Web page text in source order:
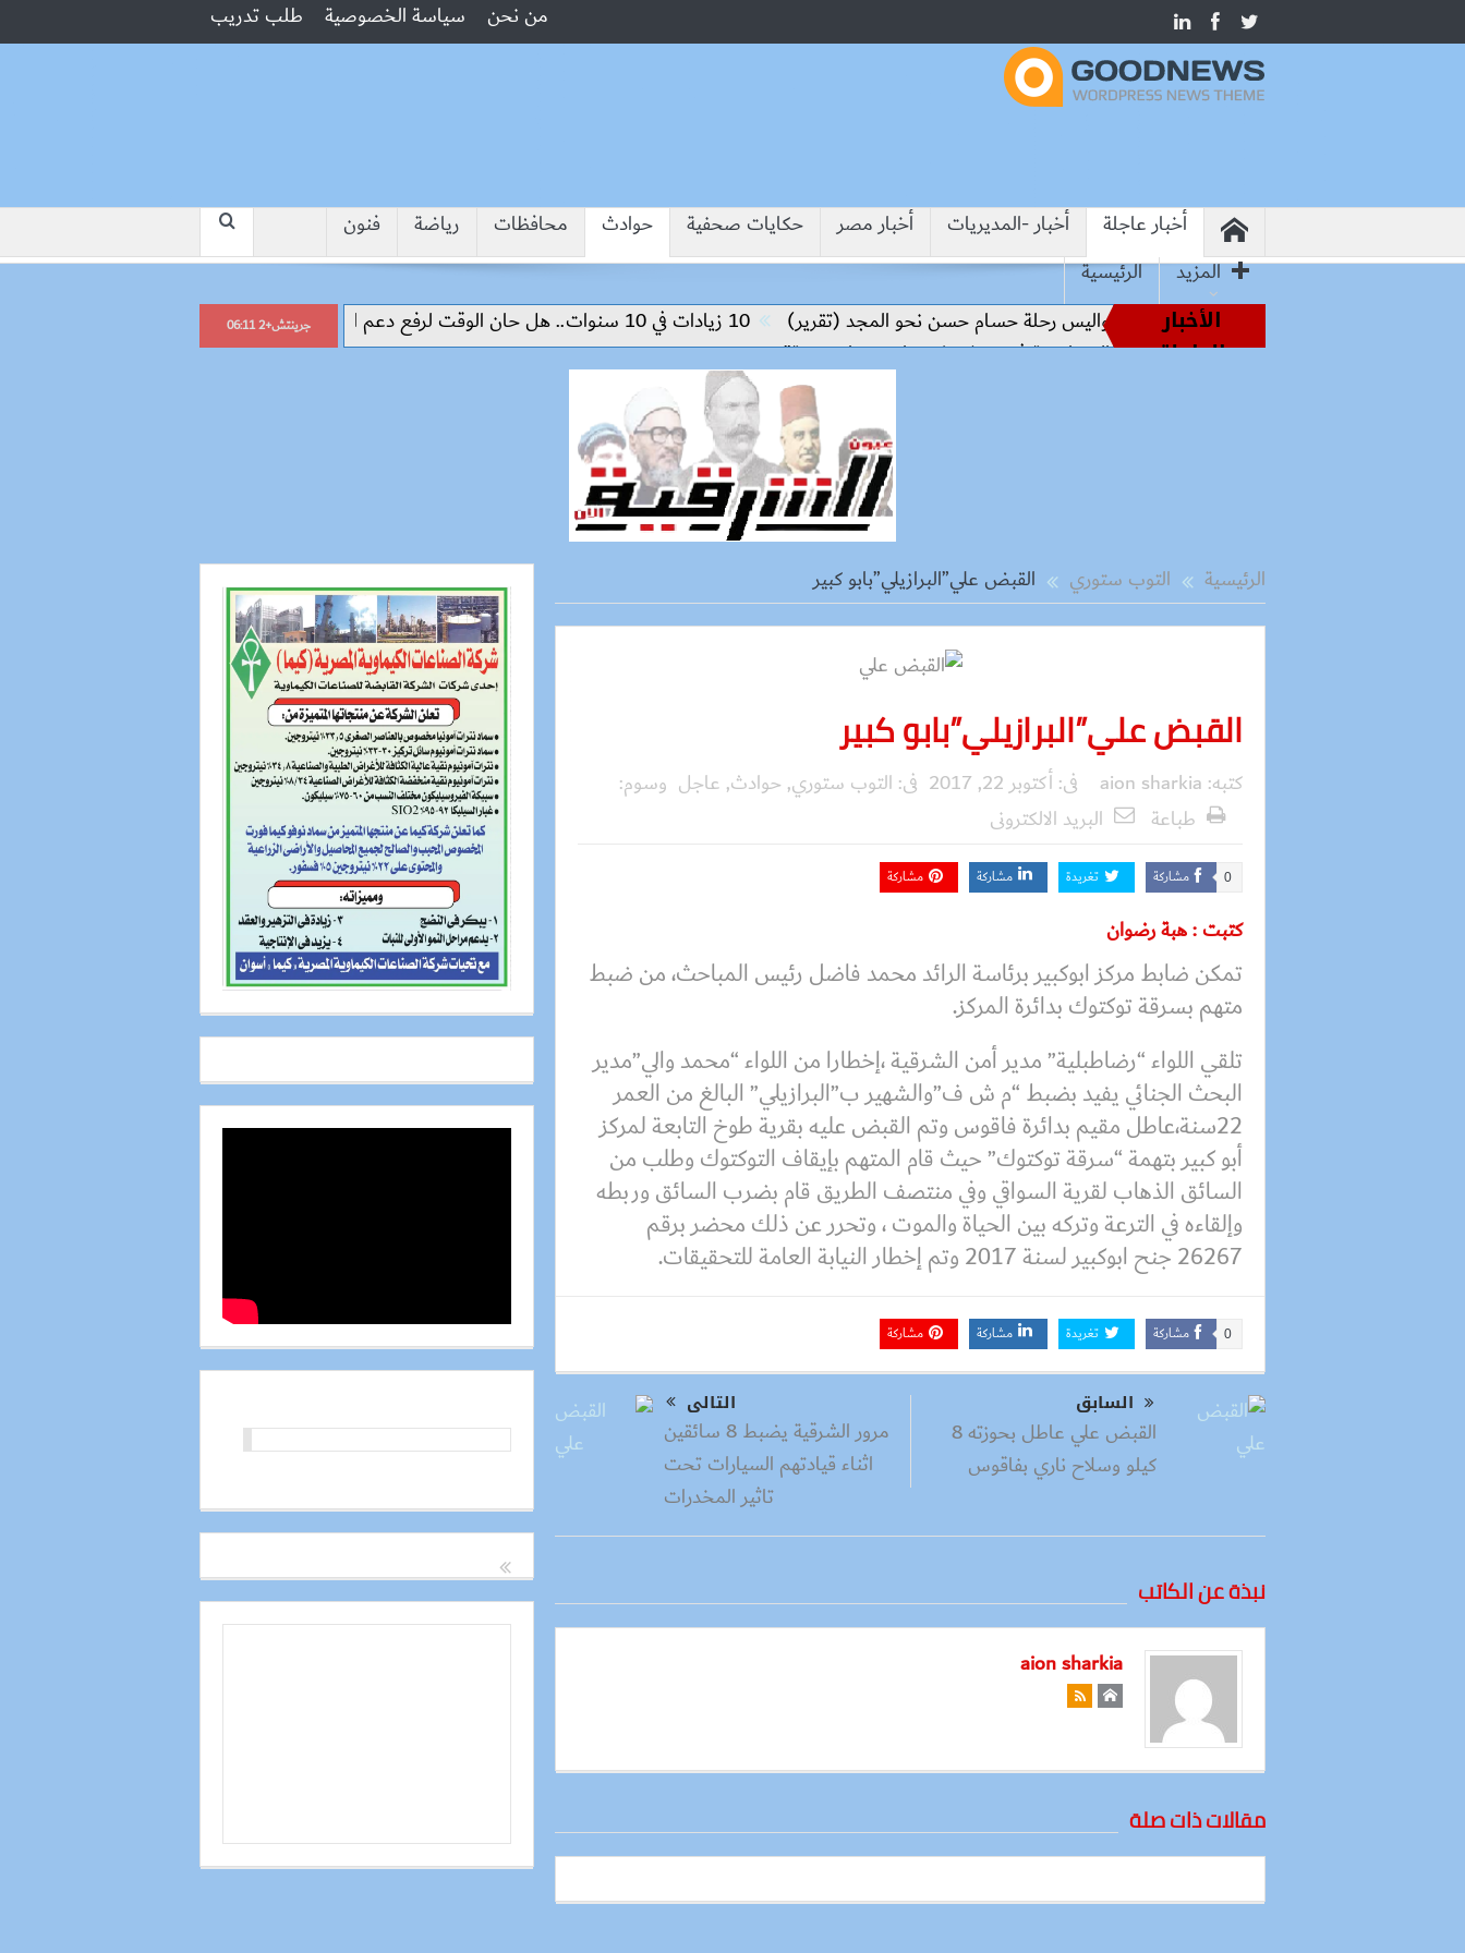
من نحن سياسة الخصوصية طلب تدريب
أخبار عاجلة أخبار -المديريات أخبار مصر حكايات صحفية حوادث محافظات رياضة
فنون
المزيد
الرئيسية
الأخبار
العاجلة
من أساطير الملاعب إلى قيادة الفراعنة.. كواليس رحلة حسام حسن نحو المجد (تقرير) 10 زيادات في 10 سنوات.. هل حان الوقت لرفع دعم البنزين نهائيا؟
“جبروت امرأة”.. مارست الرذيلة
وزير الإنتاج الحربي: لا تهاون مع الشركات المتقاعسة في تنفيذ مشروعات “حياة كريمة”
جرينتش+2 06:11
الرئيسية التوب ستوري القبض علي”البرازيلي”بابو كبير
القبض علي”البرازيلي”بابو كبير
كتبه: aion sharkia فى:أكتوبر 22, 2017 فى: التوب ستوري, حوادث, عاجل وسوم:
طباعة
البريد الالكترونى
مشاركة 0 تغريدة مشاركة مشاركة
كتبت : هبة رضوان
تمكن ضابط مركز ابوكبير برئاسة الرائد محمد فاضل رئيس المباحث، من ضبط
متهم بسرقة توكتوك بدائرة المركز.
تلقي اللواء “رضاطبلية” مدير أمن الشرقية ،إخطارا من اللواء “محمد والي”مدير
البحث الجنائي يفيد بضبط “م ش ف”والشهير ب”البرازيلي” البالغ من العمر
22سنة،عاطل مقيم بدائرة فاقوس وتم القبض عليه بقرية طوخ التابعة لمركز
أبو كبير بتهمة “سرقة توكتوك” حيث قام المتهم بإيقاف التوكتوك وطلب من
السائق الذهاب لقرية السواقي وفي منتصف الطريق قام بضرب السائق وربطه
وإلقاءه في الترعة وتركه بين الحياة والموت ، وتحرر عن ذلك محضر برقم
26267 جنح ابوكبير لسنة 2017 وتم إخطار النيابة العامة للتحقيقات.
مشاركة 0 تغريدة مشاركة مشاركة
السابق
القبض علي عاطل بحوزته 8
كيلو وسلاح ناري بفاقوس
التالى
مرور الشرقية يضبط 8 سائقين
اثناء قيادتهم السيارات تحت
تاثير المخدرات
نبذة عن الكاتب
aion sharkia
مقالات ذات صلة